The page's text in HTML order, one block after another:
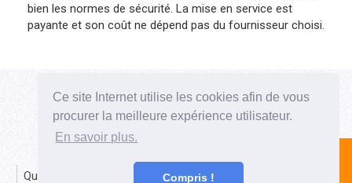
Ce site Internet utilise les cookies afin de vous
procurer la meilleure expérience utilisateur.
En savoir plus.
Compris !
bien les normes de sécurité. La mise en service est
payante et son coût ne dépend pas du fournisseur choisi.
Comparatif Gaz + Electricité
Déménagement, le changement de contrat EDF
Quelques conseils pour choisir le bon fournisseur d’énergie